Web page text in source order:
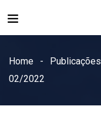
Home Publicações
02/2022